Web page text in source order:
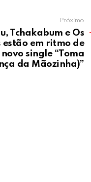
Próximo
Tchakabum e Os
em ritmo de
single “Toma
da Mãozinha)”